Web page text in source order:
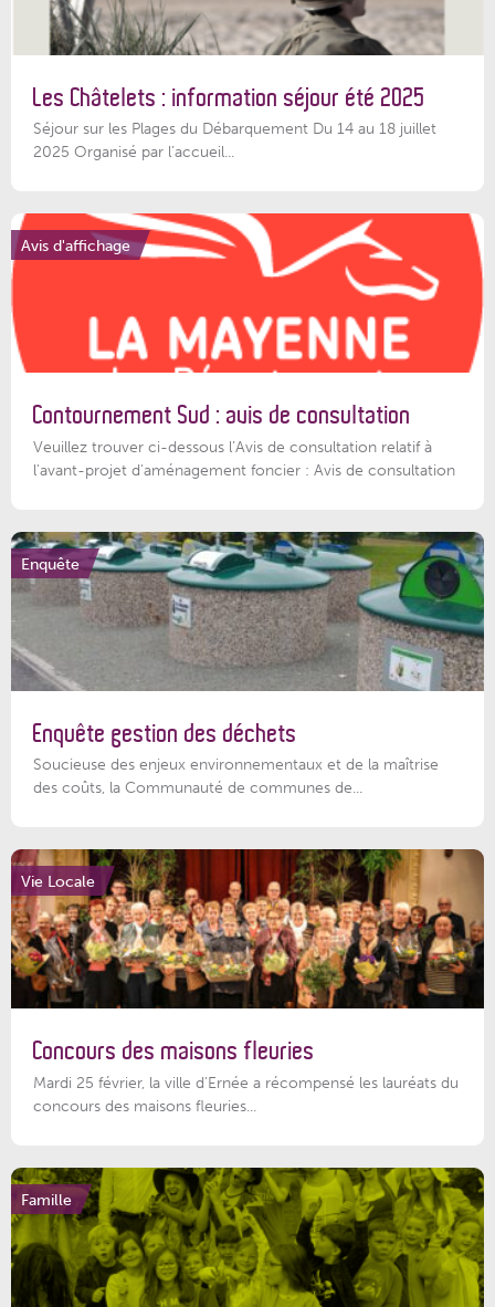
Les Châtelets : information séjour été 2025
Séjour sur les Plages du Débarquement Du 14 au 18 juillet
2025 Organisé par l’accueil...
Avis d'affichage
Contournement Sud : avis de consultation
Veuillez trouver ci-dessous l’Avis de consultation relatif à
l'avant-projet d'aménagement foncier : Avis de consultation
Enquête
Enquête gestion des déchets
Soucieuse des enjeux environnementaux et de la maîtrise
des coûts, la Communauté de communes de...
Vie Locale
Concours des maisons fleuries
Mardi 25 février, la ville d'Ernée a récompensé les lauréats du
concours des maisons fleuries...
Famille